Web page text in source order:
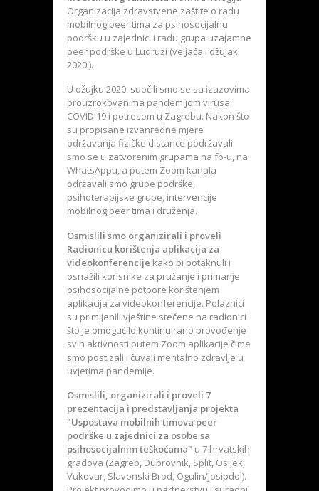
Organizacija zdravstvene zaštite o radu
mobilnog peer tima za psihosocijalnu
podršku u zajednici i radu grupa uzajamne
peer podrške u Ludruzi (veljača i ožujak
2020.).
U ožujku 2020. suočili smo se sa izazovima
prouzrokovanima pandemijom virusa
COVID 19 i potresom u Zagrebu. Nakon što
su propisane izvanredne mjere
održavanja fizičke distance podržavali
smo se u zatvorenim grupama na fb-u, na
WhatsAppu, a putem Zoom kanala
održavali smo grupe podrške,
psihoterapijske grupe, intervencije
mobilnog peer tima i druženja.
Osmislili smo organizirali i proveli
Radionicu korištenja aplikacija za
videokonferencije kako bi potaknuli i
osnažili korisnike za pružanje i primanje
psihosocijalne potpore korištenjem
aplikacija za videokonferencije. Polaznici
su primijenili vještine stečene na radionici
što je omogućilo kontinuirano provođenje
svih aktivnosti putem Zoom aplikacije čime
smo postizali i čuvali mentalno zdravlje u
uvjetima pandemije.
Osmislili, organizirali i proveli 7
prezentacija i predstavljanja projekta
"Uspostava mobilnih timova peer
podrške u zajednici za osobe sa
psihosocijalnim teškoćama" u 7 hrvatskih
gradova (Zagreb, Dubrovnik, Split, Osijek,
Vukovar, Slavonski Brod, Ogulin/Josipdol).